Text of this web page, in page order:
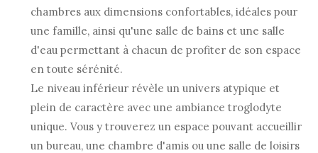
chambres aux dimensions confortables, idéales pour
une famille, ainsi qu'une salle de bains et une salle
d'eau permettant à chacun de profiter de son espace
en toute sérénité.
Le niveau inférieur révèle un univers atypique et
plein de caractère avec une ambiance troglodyte
unique. Vous y trouverez un espace pouvant accueillir
un bureau, une chambre d'amis ou une salle de loisirs